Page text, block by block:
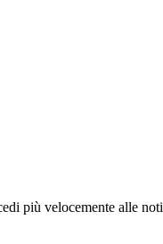
più velocemente alle